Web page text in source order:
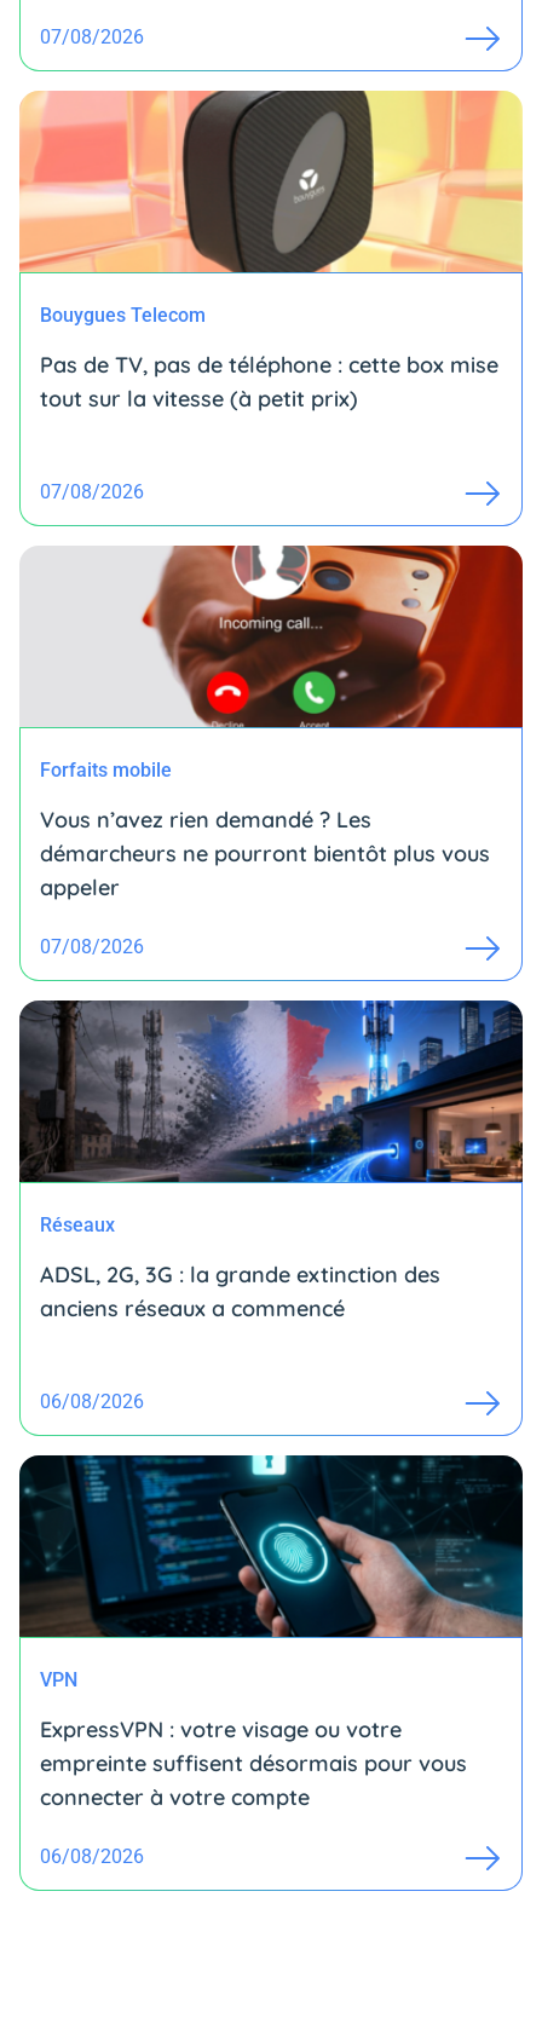
07/08/2026
Bouygues Telecom
Pas de TV, pas de téléphone : cette box mise
tout sur la vitesse (à petit prix)
07/08/2026
Forfaits mobile
Vous n’avez rien demandé ? Les
démarcheurs ne pourront bientôt plus vous
appeler
07/08/2026
Réseaux
ADSL, 2G, 3G : la grande extinction des
anciens réseaux a commencé
06/08/2026
VPN
ExpressVPN : votre visage ou votre
empreinte suffisent désormais pour vous
connecter à votre compte
06/08/2026